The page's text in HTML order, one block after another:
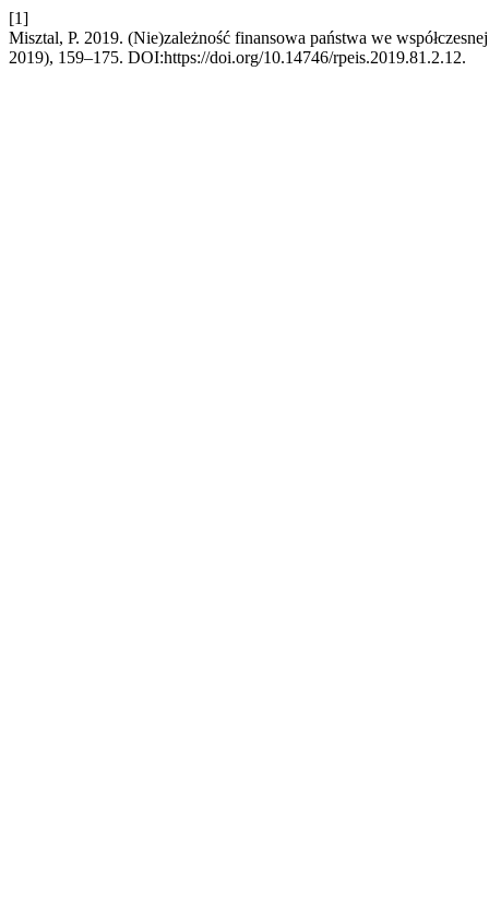
[1]
Misztal, P. 2019. (Nie)zależność finansowa państwa we
2019), 159–175. DOI:https://doi.org/10.14746/rpeis.2019.81.2.12.